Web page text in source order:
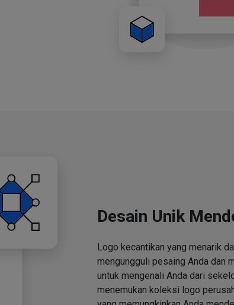
Desain Unik
Logo kecantikan yang menarik
mengungguli pesaing Anda dan
untuk mengenali Anda dari
menemukan koleksi logo